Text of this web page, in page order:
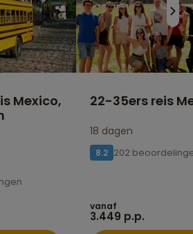
Mexico,
22-35ers reis
18 dagen
8.2 202
vanaf
3.449 p.p.